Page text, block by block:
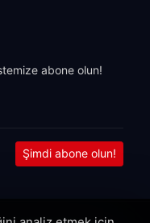
abone olun!
Şimdi abone olun!